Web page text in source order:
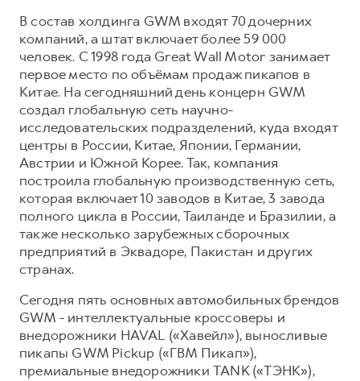
В состав холдинга GWM входят 70 дочерних
компаний, а штат включает более 59 000
человек. С 1998 года Great Wall Motor занимает
первое место по объёмам продаж пикапов в
Китае. На сегодняшний день концерн GWM
создал глобальную сеть научно-
исследовательских подразделений, куда входят
центры в России, Китае, Японии, Германии,
Австрии и Южной Корее. Так, компания
построила глобальную производственную сеть,
которая включает 10 заводов в Китае, 3 завода
полного цикла в России, Таиланде и Бразилии, а
также несколько зарубежных сборочных
предприятий в Эквадоре, Пакистан и других
странах.
Сегодня пять основных автомобильных брендов
GWM - интеллектуальные кроссоверы и
внедорожники HAVAL («Хавейл»), выносливые
пикапы GWM Pickup («ГВМ Пикап»),
премиальные внедорожники TANK («ТЭНК»),